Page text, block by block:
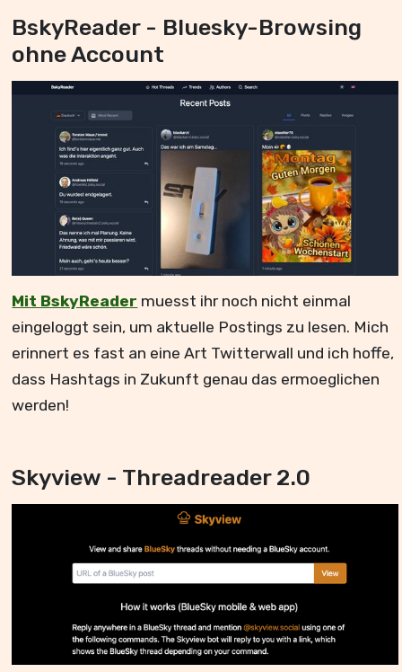
BskyReader - Bluesky-Browsing
ohne Account
Mit BskyReader muesst ihr noch nicht einmal
eingeloggt sein, um aktuelle Postings zu lesen. Mich
erinnert es fast an eine Art Twitterwall und ich hoffe,
dass Hashtags in Zukunft genau das ermoeglichen
werden!
Skyview - Threadreader 2.0